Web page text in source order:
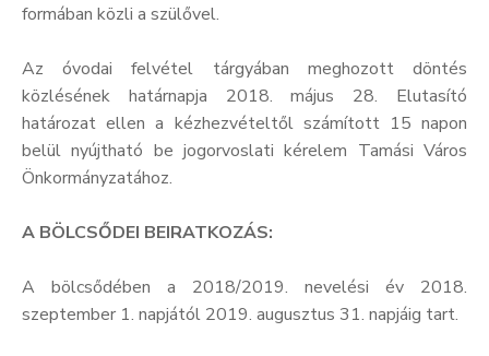
formában közli a szülővel.
Az óvodai felvétel tárgyában meghozott döntés
közlésének határnapja 2018. május 28. Elutasító
határozat ellen a kézhezvételtől számított 15 napon
belül nyújtható be jogorvoslati kérelem Tamási Város
Önkormányzatához.
A BÖLCSŐDEI BEIRATKOZÁS:
A bölcsődében a 2018/2019. nevelési év 2018.
szeptember 1. napjától 2019. augusztus 31. napjáig tart.